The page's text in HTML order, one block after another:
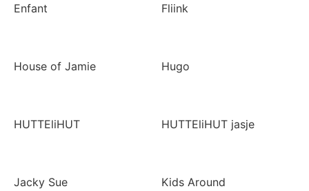
Enfant Fliink
House of Jamie Hugo
HUTTEliHUT HUTTEliHUT jasje
Jacky Sue Kids Around